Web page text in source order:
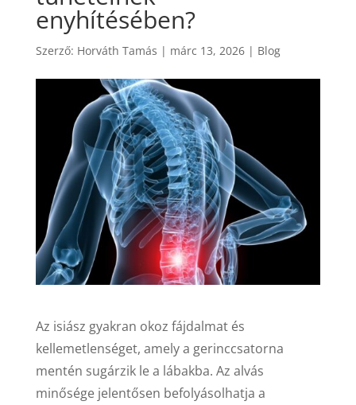
enyhítésében?
Szerző: Horváth Tamás | márc 13, 2026| Blog
Az isiász gyakran okoz fájdalmat és
kellemetlenséget, amely a gerinccsatorna
mentén sugárzik le a lábakba. Az alvás
minősége jelentősen befolyásolhatja a